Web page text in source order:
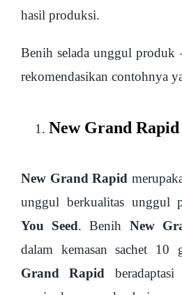
hasil produksi.
Benih selada unggul
rekomendasikan contohnya
New Grand Rapid
New Grand Rapid
unggul berkualitas unggul
You Seed. Benih New
dalam kemasan sachet 10
Grand Rapid